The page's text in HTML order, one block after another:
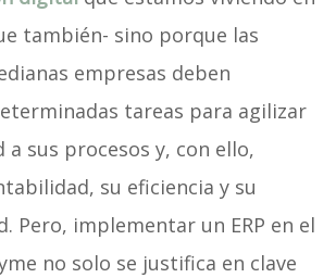
también- sino porque las
empresas deben
tareas para agilizar
sus procesos y, con ello,
su eficiencia y su
Pero, implementar un ERP en el
no solo se justifica en clave